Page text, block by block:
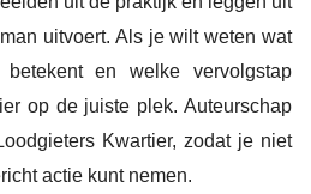
uitvoert. Als je wilt weten wat
en welke vervolgstap
op de juiste plek. Auteurschap
Kwartier, zodat je niet
actie kunt nemen.